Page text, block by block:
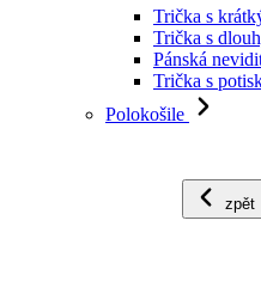
Trička s
Trička s
Pánská
Trička s
Polokošile
zpět